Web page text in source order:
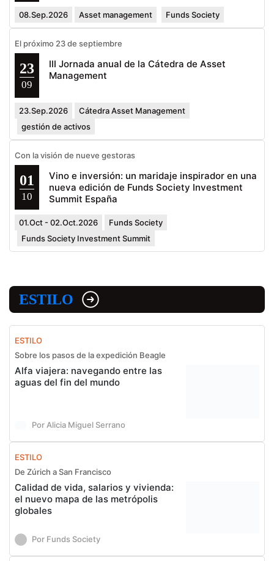
08.Sep.2026 Asset management Funds Society
El próximo 23 de septiembre
23
09
III Jornada anual de la Cátedra de Asset
Management
23.Sep.2026
Cátedra Asset Management
gestión de activos
Con la visión de nueve gestoras
01
10
Vino e inversión: un maridaje inspirador en una
nueva edición de Funds Society Investment
Summit España
01.Oct - 02.Oct.2026
Funds Society
Funds Society Investment Summit
ESTILO
ESTILO
Sobre los pasos de la expedición Beagle
Alfa viajera: navegando entre las
aguas del fin del mundo
Por Alicia Miguel Serrano
ESTILO
De Zúrich a San Francisco
Calidad de vida, salarios y vivienda:
el nuevo mapa de las metrópolis
globales
Por Funds Society